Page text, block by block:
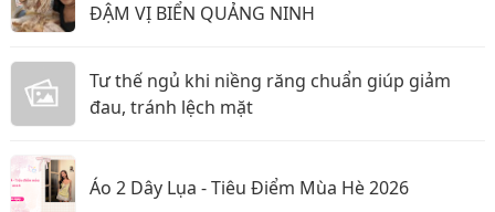
ĐẬM VỊ BIỂN QUẢNG NINH
Tư thế ngủ khi niềng răng chuẩn giúp giảm
đau, tránh lệch mặt
Áo 2 Dây Lụa - Tiêu Điểm Mùa Hè 2026